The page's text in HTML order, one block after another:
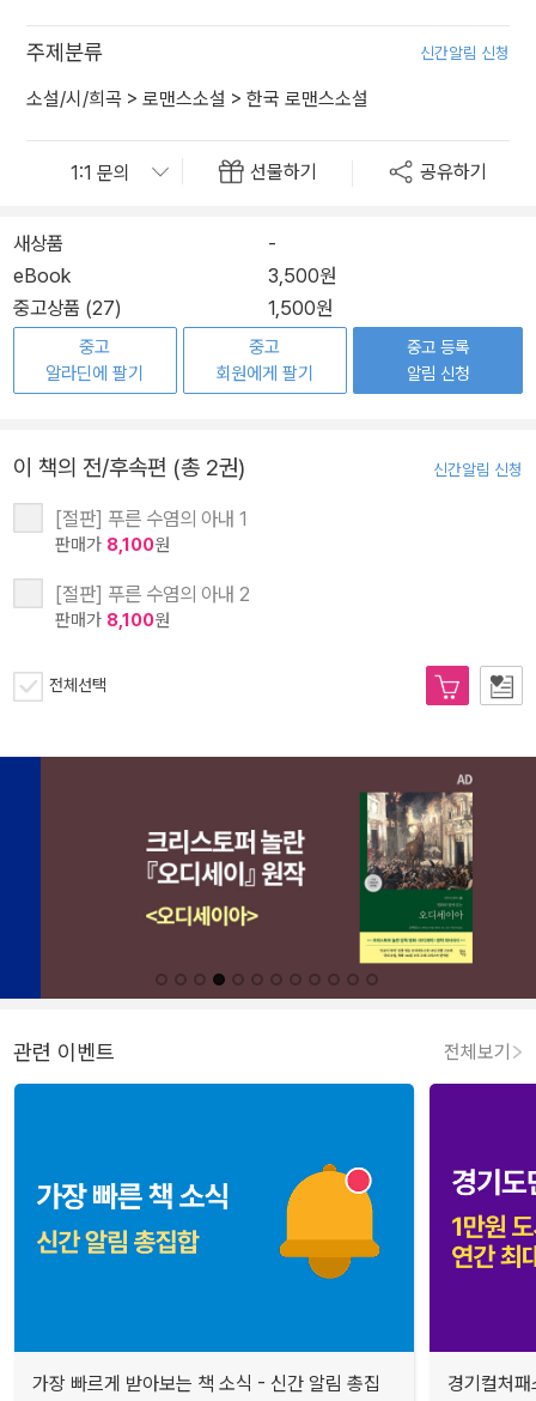
주제분류 신간알림 신청
소설/시/희곡 > 로맨스소설 > 한국 로맨스소설
선물하기 공유하기
새상품
-
eBook
3,500원
중고상품 (27)
1,500원
중고
알라딘에 팔기
중고
회원에게 팔기
중고 등록
알림 신청
이 책의 전/후속편 (총 2권) 신간알림 신청
[절판] 푸른 수염의 아내 1
판매가 8,100원
[절판] 푸른 수염의 아내 2
판매가 8,100원
전체선택
관련 이벤트 전체보기
가장 빠르게 받아보는 책 소식 - 신간 알림 총집
경기컬처